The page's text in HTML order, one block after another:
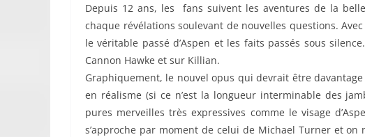
Depuis 12 ans, les fans suivent les aventures de la
chaque révélations soulevant de nouvelles questions. Avec
le véritable passé d’Aspen et les faits passés sous
Cannon Hawke et sur Killian.
Graphiquement, le nouvel opus qui devrait être
en réalisme (si ce n’est la longueur interminable des
pures merveilles très expressives comme le visage
s’approche par moment de celui de Michael Turner et on